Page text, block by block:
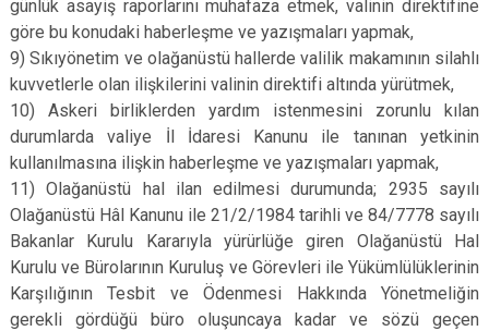
günlük asayiş raporlarını muhafaza etmek, valinin direktifine
göre bu konudaki haberleşme ve yazışmaları yapmak,
9) Sıkıyönetim ve olağanüstü hallerde valilik makamının silahlı
kuvvetlerle olan ilişkilerini valinin direktifi altında yürütmek,
10) Askeri birliklerden yardım istenmesini zorunlu kılan
durumlarda valiye İl İdaresi Kanunu ile tanınan yetkinin
kullanılmasına ilişkin haberleşme ve yazışmaları yapmak,
11) Olağanüstü hal ilan edilmesi durumunda; 2935 sayılı
Olağanüstü Hâl Kanunu ile 21/2/1984 tarihli ve 84/7778 sayılı
Bakanlar Kurulu Kararıyla yürürlüğe giren Olağanüstü Hal
Kurulu ve Bürolarının Kuruluş ve Görevleri ile Yükümlülüklerinin
Karşılığının Tesbit ve Ödenmesi Hakkında Yönetmeliğin
gerekli gördüğü büro oluşuncaya kadar ve sözü geçen